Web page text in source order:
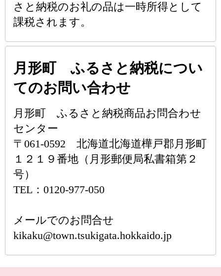
さと納税のお礼の品は一時所得として
課税されます。
月形町 ふるさと納税につい
てのお問い合わせ
月形町 ふるさと納税商品お問合わせ
センター
〒061-0592 北海道北海道樺戸郡月形町
１２１９番地（月形郵便局私書箱第２
号）
TEL：0120-977-050
メールでのお問合せ
kikaku@town.tsukigata.hokkaido.jp